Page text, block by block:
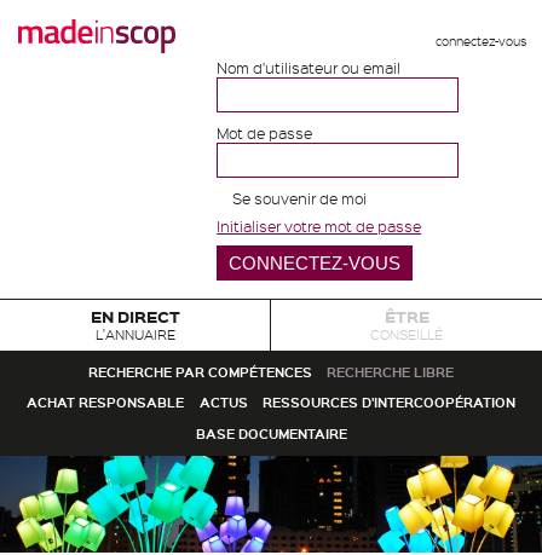
connectez-vous
Nom d'utilisateur ou email
Mot de passe
Se souvenir de moi
Initialiser votre mot de passe
EN DIRECT
L'ANNUAIRE
ÊTRE
CONSEILLÉ
RECHERCHE PAR COMPÉTENCES
RECHERCHE LIBRE
ACHAT RESPONSABLE
ACTUS
RESSOURCES D'INTERCOOPÉRATION
BASE DOCUMENTAIRE